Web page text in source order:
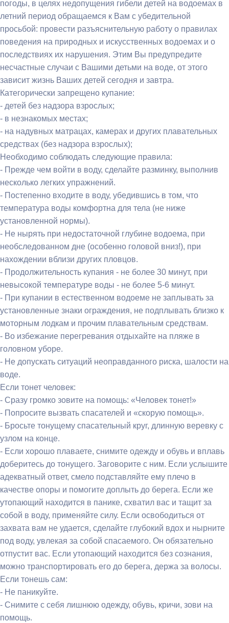
погоды, в целях недопущения гибели детей на водоемах в
летний период обращаемся к Вам с убедительной
просьбой: провести разъяснительную работу о правилах
поведения на природных и искусственных водоемах и о
последствиях их нарушения. Этим Вы предупредите
несчастные случаи с Вашими детьми на воде, от этого
зависит жизнь Ваших детей сегодня и завтра.
Категорически запрещено купание:
- детей без надзора взрослых;
- в незнакомых местах;
- на надувных матрацах, камерах и других плавательных
средствах (без надзора взрослых);
Необходимо соблюдать следующие правила:
- Прежде чем войти в воду, сделайте разминку, выполнив
несколько легких упражнений.
- Постепенно входите в воду, убедившись в том, что
температура воды комфортна для тела (не ниже
установленной нормы).
- Не нырять при недостаточной глубине водоема, при
необследованном дне (особенно головой вниз!), при
нахождении вблизи других пловцов.
- Продолжительность купания - не более 30 минут, при
невысокой температуре воды - не более 5-6 минут.
- При купании в естественном водоеме не заплывать за
установленные знаки ограждения, не подплывать близко к
моторным лодкам и прочим плавательным средствам.
- Во избежание перегревания отдыхайте на пляже в
головном уборе.
- Не допускать ситуаций неоправданного риска, шалости на
воде.
Если тонет человек:
- Сразу громко зовите на помощь: «Человек тонет!»
- Попросите вызвать спасателей и «скорую помощь».
- Бросьте тонущему спасательный круг, длинную веревку с
узлом на конце.
- Если хорошо плаваете, снимите одежду и обувь и вплавь
доберитесь до тонущего. Заговорите с ним. Если услышите
адекватный ответ, смело подставляйте ему плечо в
качестве опоры и помогите доплыть до берега. Если же
утопающий находится в панике, схватил вас и тащит за
собой в воду, применяйте силу. Если освободиться от
захвата вам не удается, сделайте глубокий вдох и нырните
под воду, увлекая за собой спасаемого. Он обязательно
отпустит вас. Если утопающий находится без сознания,
можно транспортировать его до берега, держа за волосы.
Если тонешь сам:
- Не паникуйте.
- Снимите с себя лишнюю одежду, обувь, кричи, зови на
помощь.